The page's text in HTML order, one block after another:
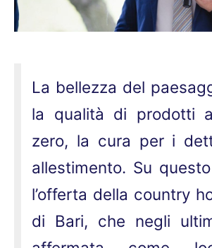
La bellezza del
la qualità di prodotti
zero, la cura per i
allestimento. Su
l’offerta della country
di Bari, che negli